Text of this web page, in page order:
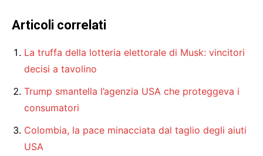
Articoli correlati
La truffa della lotteria elettorale di Musk: vincitori
decisi a tavolino
Trump smantella l’agenzia USA che proteggeva i
consumatori
Colombia, la pace minacciata dal taglio degli aiuti
USA